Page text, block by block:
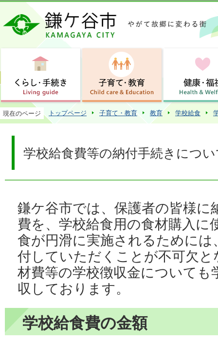
この
現在のページ トップページ 子育て・教育 教育 学校給食
学校給食費等の納付手続きにつ
鎌ケ谷市では、保護者の皆様に
費を、学校給食用の食材購入に
食が円滑に実施されるためには
付していただくことが不可欠
材費等の学校徴収金についても
収しております。
学校給食費の金額